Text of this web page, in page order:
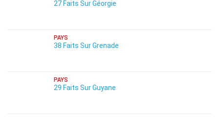
27 Faits Sur Géorgie
PAYS
38 Faits Sur Grenade
PAYS
29 Faits Sur Guyane